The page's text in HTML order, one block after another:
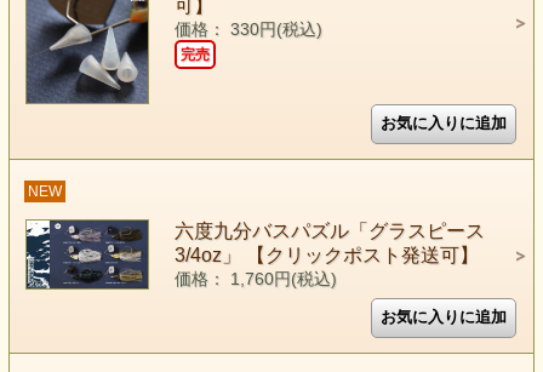
可】
価格： 330円(税込)
完売
NEW
六度九分バスパズル「グラスピース
3/4oz」 【クリックポスト発送可】
価格： 1,760円(税込)